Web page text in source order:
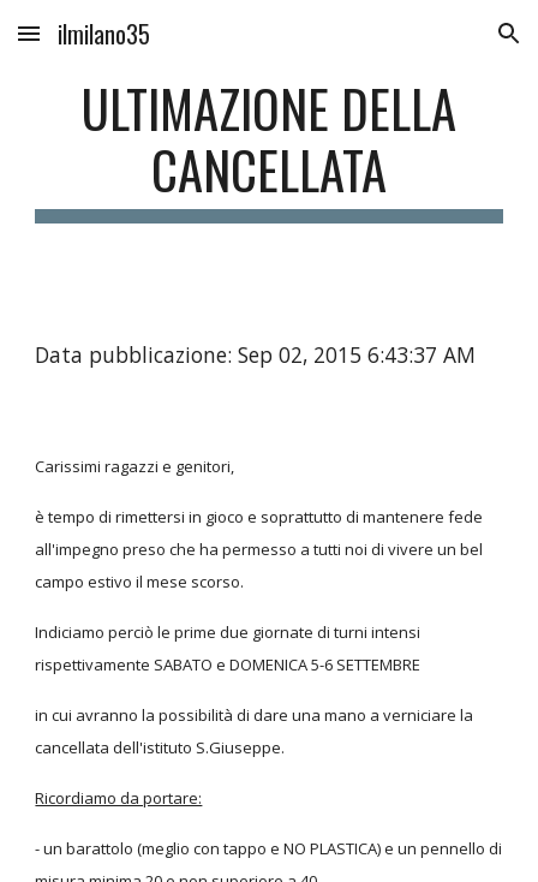
Skip to main content Skip to navigation
ilmilano35
ULTIMAZIONE DELLA
CANCELLATA
Data pubblicazione: Sep 02, 2015 6:43:37 AM
Carissimi ragazzi e genitori,
è tempo di rimettersi in gioco e soprattutto di mantenere fede
all'impegno preso che ha permesso a tutti noi di vivere un bel
campo estivo il mese scorso.
Indiciamo perciò le prime due giornate di turni intensi
rispettivamente SABATO e DOMENICA 5-6 SETTEMBRE
in cui avranno la possibilità di dare una mano a verniciare la
cancellata dell'istituto S.Giuseppe.
Ricordiamo da portare:
- un barattolo (meglio con tappo e NO PLASTICA) e un pennello di